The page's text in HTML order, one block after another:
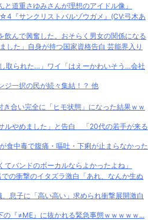
と道重さゆみさんが理想のアイドル像」
『サンクリストバルゾウガメ』(CV:弓木あ
飲んで興奮した。おそらく男女の関係になる
した」自身が持つ国家資格告白 芸能界入り
取られた…」ワイ「はえーかわいそう…会社
ジ一択の民が続々集結！？ 他
き合い完全に「ヒモ状態」になった結果ｗｗ
ルやめました」と告白 「20代の若手が来る
食中毒で腹痛・嘔吐・下痢が止まらなかった
バンドのボーカルならよかったよね」
の衝撃のイタズラ激白「あれ、なんか生ぬ
、息子に「高い高い」求められ衝撃展開激白
『≠ME』に抜かれる緊急事態ｗｗｗｗｗ...